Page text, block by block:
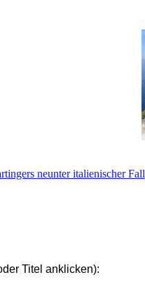
neunter italienischer Fall
Titel anklicken):